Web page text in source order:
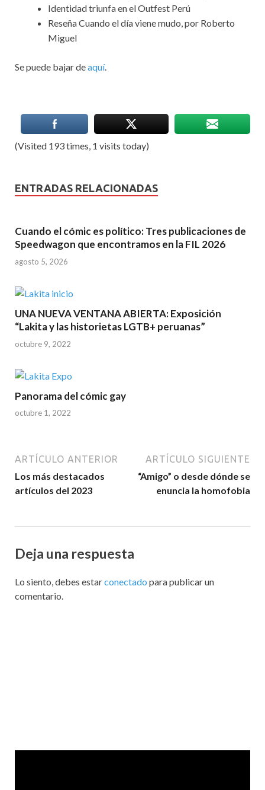
Identidad triunfa en el Outfest Perú
Reseña Cuando el día viene mudo, por Roberto
Miguel
Se puede bajar deaquí.
(Visited 193 times, 1 visits today)
ENTRADAS RELACIONADAS
Cuando el cómic es político: Tres publicaciones de
Speedwagon que encontramos en la FIL 2026
agosto 5, 2026
UNA NUEVA VENTANA ABIERTA: Exposición
“Lakita y las historietas LGTB+ peruanas”
octubre 9, 2022
Panorama del cómic gay
octubre 1, 2022
ARTÍCULO ANTERIOR
Los más destacados
artículos del 2023
ARTÍCULO SIGUIENTE
“Amigo” o desde dónde se
enuncia la homofobia
Deja una respuesta
Lo siento, debes estarconectado para publicar un
comentario.